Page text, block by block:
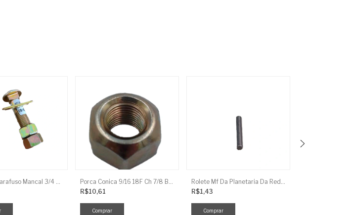
Conjunto Parafuso Mancal 3/4 X 3.1/2 Arad.Frances
Porca Conica 9/16 18F Ch 7/8 Baldan
R$10,61
Rolete Mf Da Planetaria Da Red.Final
R$1,43